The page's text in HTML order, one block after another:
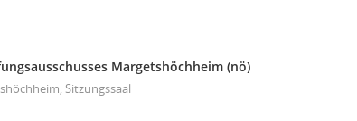
Margetshöchheim (nö)
Sitzungssaal